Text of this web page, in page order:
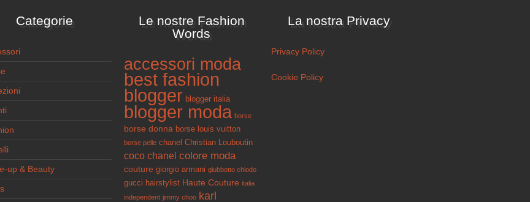
Categorie
up & Beauty
Le nostre Fashion
Words
accessori moda
best fashion
blogger blogger italia
blogger moda borse
borse donna borse louis vuitton
borse pelle chanel Christian Louboutin
coco chanel colore moda
couture giorgio armani giubbotto chiodo
gucci hairstylist Haute Couture italia
independent jimmy choo karl
La nostra Privacy
Privacy Policy
Cookie Policy